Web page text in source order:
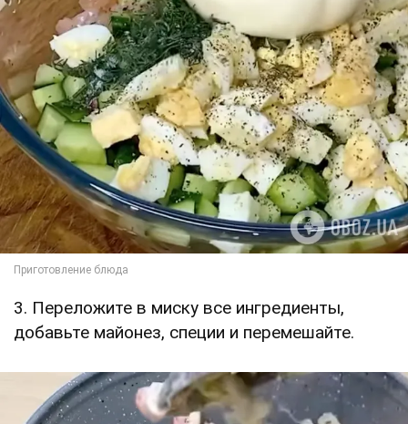
3. Переложите в миску все ингредиенты,
добавьте майонез, специи и перемешайте.